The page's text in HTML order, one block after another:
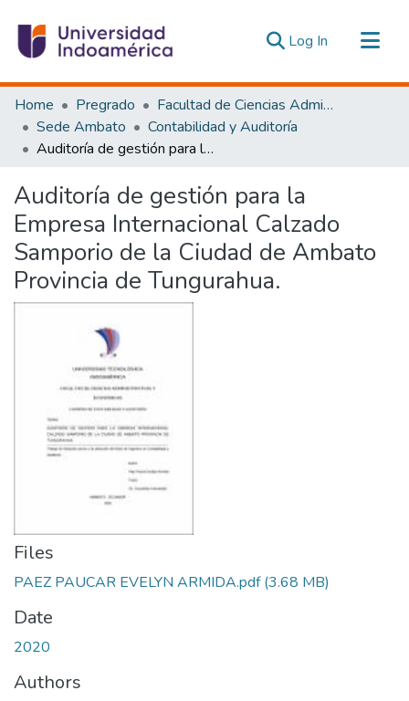
Log In (current)
Communities & Collections
All of DSpace
Statistics
Estadísticas Externas
Home Pregrado
Facultad de Ciencias Administrativas y Económicas
Sede Ambato
Contabilidad y Auditoría
Auditoría de gestión para la Empresa Internacional Calzado Samporio de la Ciudad de Ambato Provincia de Tungurahua.
Auditoría de gestión para la
Empresa Internacional Calzado
Samporio de la Ciudad de Ambato
Provincia de Tungurahua.
Files
PAEZ PAUCAR EVELYN ARMIDA.pdf(3.68 MB)
Date
2020
Authors